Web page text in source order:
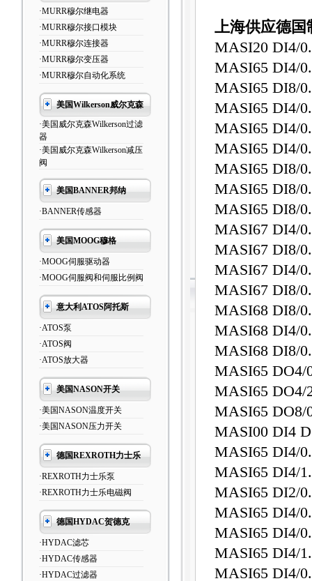
·MURR穆尔继电器
·MURR穆尔接口模块
·MURR穆尔连接器
·MURR穆尔变压器
·MURR穆尔自动化系统
美国Wilkerson威尔克森
·美国威尔克森Wilkerson过滤
器
·美国威尔克森Wilkerson减压
阀
美国BANNER邦纳
·BANNER传感器
美国MOOG穆格
·MOOG伺服驱动器
·MOOG伺服阀和伺服比例阀
意大利ATOS阿托斯
·ATOS泵
·ATOS阀
·ATOS放大器
美国NASON开关
·美国NASON温度开关
·美国NASON压力开关
德国REXROTH力士乐
·REXROTH力士乐泵
·REXROTH力士乐电磁阀
德国HYDAC贺德克
·HYDAC滤芯
·HYDAC传感器
·HYDAC过滤器
上海供应德
MASI20
MASI65
MASI65
MASI65
MASI65
MASI65
MASI65
MASI65
MASI65
MASI67
MASI67
MASI67
MASI67
MASI68
MASI68
MASI68
MASI65
MASI65
MASI65
MASI00 DI4
MASI65 DI4/
MASI65 DI4/
MASI65 DI2/
MASI65 DI4/
MASI65 DI4/
MASI65 DI4/
MASI65 DI4/